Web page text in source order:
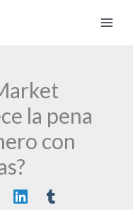
la pena
con